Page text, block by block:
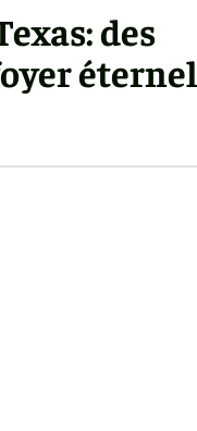
des
éternel